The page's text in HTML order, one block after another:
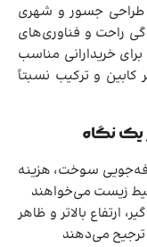
طراحی جسور و شهری
راحت و فناوری‌های
هیبریدی/پربازده را هدف گرفته است. CHR برای خریدارانی مناسب
کابین و ترکیب نسبتاً
سوخت، هزینه
زیست می‌خواهند
بالاتر و ظاهر
می‌دهند